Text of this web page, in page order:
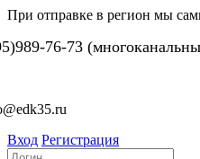
При отправке в регион мы
76-73
Вход Регистрация